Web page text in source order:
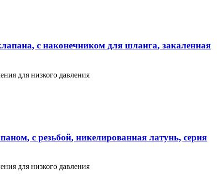
с наконечником для шланга, закаленная
для низкого давления
с резьбой, никелированная латунь, серия
для низкого давления